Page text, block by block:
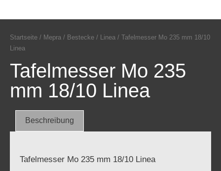
Startseite / Mepra / Bestecke / Linea / Tafelmesser Mo 235 mm 18/10
Linea
Tafelmesser Mo 235
mm 18/10 Linea
Beschreibung
Tafelmesser Mo 235 mm 18/10 Linea